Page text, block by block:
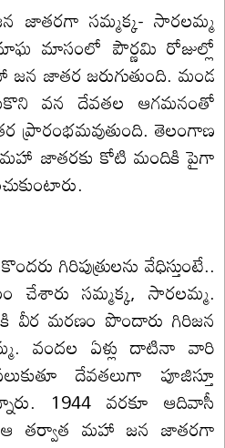
జాతరగా సమ్మక్క- సారలమ్మ
మాఘ మాసంలో పౌర్ణమి రోజుల్లో
జాతర జరుగుతుంది. మండ
వన దేవతల ఆగమనంతో
తెలంగాణ
జాతరకు కోటి మందికి పైగా
గిరిపుత్రులను వేధిస్తుంటే..
చేశారు సమ్మక్క, సారలమ్మ.
వీర మరణం పొందారు గిరిజన
వందల ఏళ్లు దాటినా వారి
దేవతలుగా పూజిస్తూ
1944 వరకూ ఆదివాసీ
ఆ తర్వాత మహా జన జాతరగా